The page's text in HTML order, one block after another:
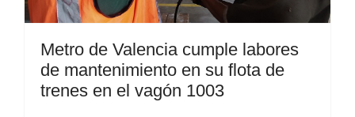
Metro de Valencia cumple labores
de mantenimiento en su flota de
trenes en el vagón 1003